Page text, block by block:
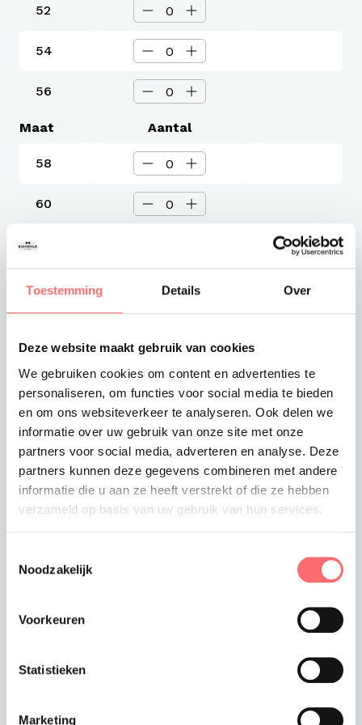
Toestemming Details Over
Deze website maakt gebruik van cookies
We gebruiken cookies om content en advertenties te
personaliseren, om functies voor social media te bieden
en om ons websiteverkeer te analyseren. Ook delen we
informatie over uw gebruik van onze site met onze
partners voor social media, adverteren en analyse. Deze
partners kunnen deze gegevens combineren met andere
informatie die u aan ze heeft verstrekt of die ze hebben
verzameld op basis van uw gebruik van hun services.
Noodzakelijk
Voorkeuren
Statistieken
Marketing
52
54
56
Maat Aantal
58
60
62
64
Levertijd
3-5 werkdagen
Verzendkosten
Gratis verzending vanaf €375
Totaalprijs
€119,99
Toevoegen aan winkelwagen
Wil je een offerte of sample aanvragen.
vraag een offerte of sample aan.